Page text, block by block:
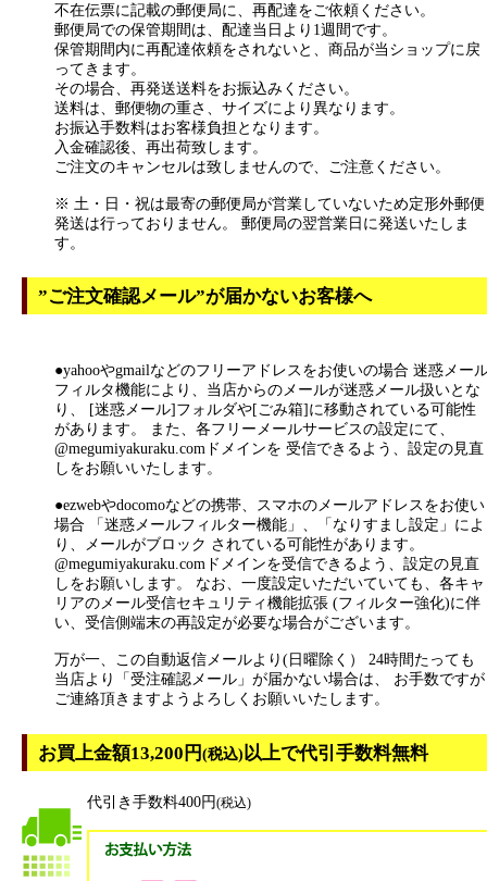
不在伝票に記載の郵便局に、再配達をご依頼ください。
郵便局での保管期間は、配達当日より1週間です。
保管期間内に再配達依頼をされないと、商品が当ショップに戻
ってきます。
その場合、再発送送料をお振込みください。
送料は、郵便物の重さ、サイズにより異なります。
お振込手数料はお客様負担となります。
入金確認後、再出荷致します。
ご注文のキャンセルは致しませんので、ご注意ください。
※ 土・日・祝は最寄の郵便局が営業していないため定形外郵便
発送は行っておりません。 郵便局の翌営業日に発送いたしま
す。
”ご注文確認メール”が届かないお客様へ
●yahooやgmailなどのフリーアドレスをお使いの場合 迷惑メー
フィルタ機能により、当店からのメールが迷惑メール扱いとな
り、 [迷惑メール]フォルダや[ごみ箱]に移動されている可能性
があります。 また、各フリーメールサービスの設定にて、
@megumiyakuraku.comドメインを 受信できるよう、設定の見直
しをお願いいたします。
●ezwebやdocomoなどの携帯、スマホのメールアドレスをお使い
場合 「迷惑メールフィルター機能」、「なりすまし設定」によ
り、メールがブロック されている可能性があります。
@megumiyakuraku.comドメインを受信できるよう、設定の見直
しをお願いします。 なお、一度設定いただいていても、各キャ
リアのメール受信セキュリティ機能拡張 (フィルター強化)に伴
い、受信側端末の再設定が必要な場合がございます。
万が一、この自動返信メールより(日曜除く） 24時間たっても
当店より「受注確認メール」が届かない場合は、 お手数ですが
ご連絡頂きますようよろしくお願いいたします。
お買上金額13,200円(税込)以上で代引手数料無料
代引き手数料400円(税込)